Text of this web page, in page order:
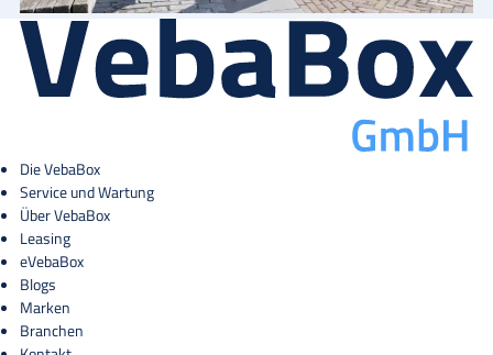
Die VebaBox
Service und Wartung
Über VebaBox
Leasing
eVebaBox
Blogs
Marken
Branchen